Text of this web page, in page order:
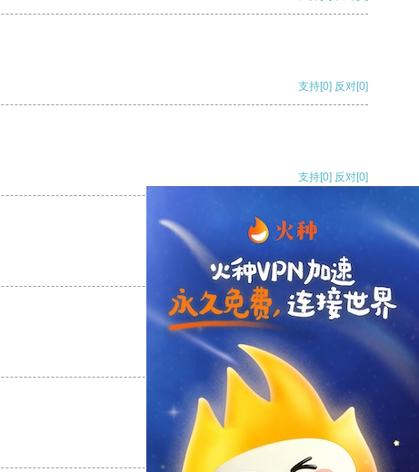
支持[0] 反对[0]
支持[0] 反对[0]
支持[0] 反对
支持
反对 [0]